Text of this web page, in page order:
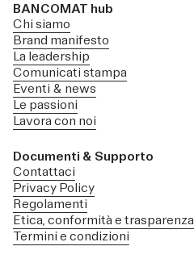
BANCOMAT hub
Chi siamo
Brand manifesto
La leadership
Comunicati stampa
Eventi & news
Le passioni
Lavora con noi
Documenti & Supporto
Contattaci
Privacy Policy
Regolamenti
Etica, conformità e trasparenza
Termini e condizioni